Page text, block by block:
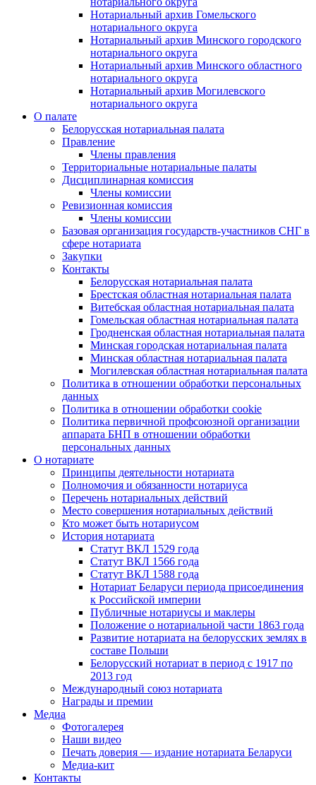
Нотариальный архив Гомельского
нотариального округа
Нотариальный архив Минского городского
нотариального округа
Нотариальный архив Минского областного
нотариального округа
Нотариальный архив Могилевского
нотариального округа
О палате
Белорусская нотариальная палата
Правление
Члены правления
Территориальные нотариальные палаты
Дисциплинарная комиссия
Члены комиссии
Ревизионная комиссия
Члены комиссии
Базовая организация государств-участников СНГ в
сфере нотариата
Закупки
Контакты
Белорусская нотариальная палата
Брестская областная нотариальная палата
Витебская областная нотариальная палата
Гомельская областная нотариальная палата
Гродненская областная нотариальная палата
Минская городская нотариальная палата
Минская областная нотариальная палата
Могилевская областная нотариальная палата
Политика в отношении обработки персональных
данных
Политика в отношении обработки cookie
Политика первичной профсоюзной организации
аппарата БНП в отношении обработки
персональных данных
О нотариате
Принципы деятельности нотариата
Полномочия и обязанности нотариуса
Перечень нотариальных действий
Место совершения нотариальных действий
Кто может быть нотариусом
История нотариата
Статут ВКЛ 1529 года
Статут ВКЛ 1566 года
Статут ВКЛ 1588 года
Нотариат Беларуси периода присоединения
к Российской империи
Публичные нотариусы и маклеры
Положение о нотариальной части 1863 года
Развитие нотариата на белорусских землях в
составе Польши
Белорусский нотариат в период с 1917 по
2013 год
Международный союз нотариата
Награды и премии
Медиа
Фотогалерея
Наши видео
Печать доверия — издание нотариата Беларуси
Медиа-кит
Контакты